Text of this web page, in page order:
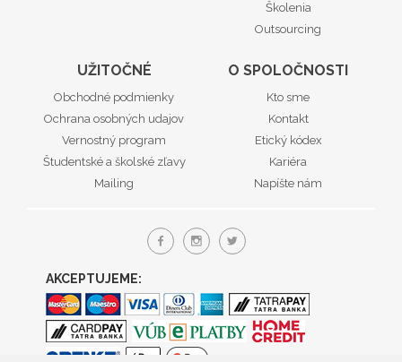
Školenia
Outsourcing
UŽITOČNÉ
Obchodné podmienky
Ochrana osobných udajov
Vernostný program
Študentské a školské zľavy
Mailing
O SPOLOČNOSTI
Kto sme
Kontakt
Etický kódex
Kariéra
Napíšte nám
AKCEPTUJEME: